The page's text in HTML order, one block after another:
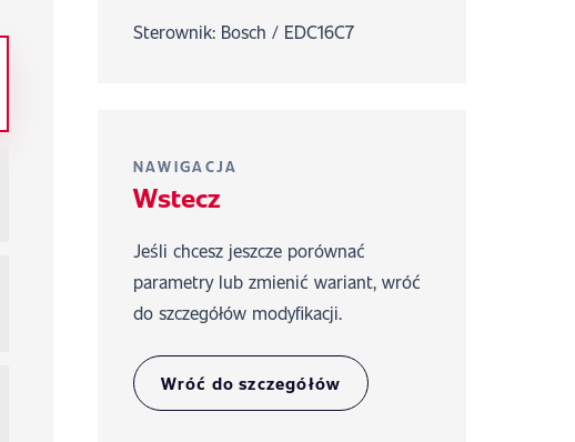
Sterownik: Bosch / EDC16C7
NAWIGACJA
Wstecz
Jeśli chcesz jeszcze porównać
parametry lub zmienić wariant, wróć
do szczegółów modyfikacji.
Wróć do szczegółów